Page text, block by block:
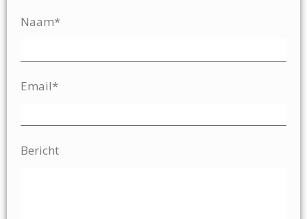
Naam*
Email*
Bericht